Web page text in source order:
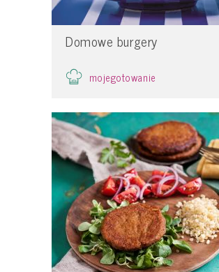
Domowe burgery
mojegotowanie